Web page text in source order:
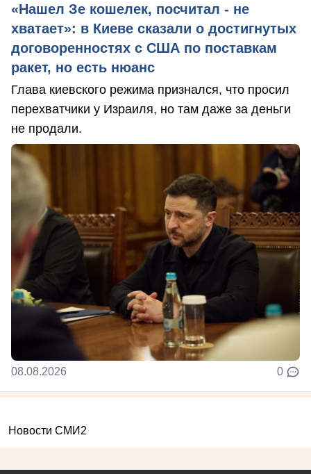
«Нашел Зе кошелек, посчитал - не
хватает»: в Киеве сказали о достигнутых
договоренностях с США по поставкам
ракет, но есть нюанс
Глава киевского режима признался, что просил
перехватчики у Израиля, но там даже за деньги
не продали.
08.08.2026 0
Новости СМИ2